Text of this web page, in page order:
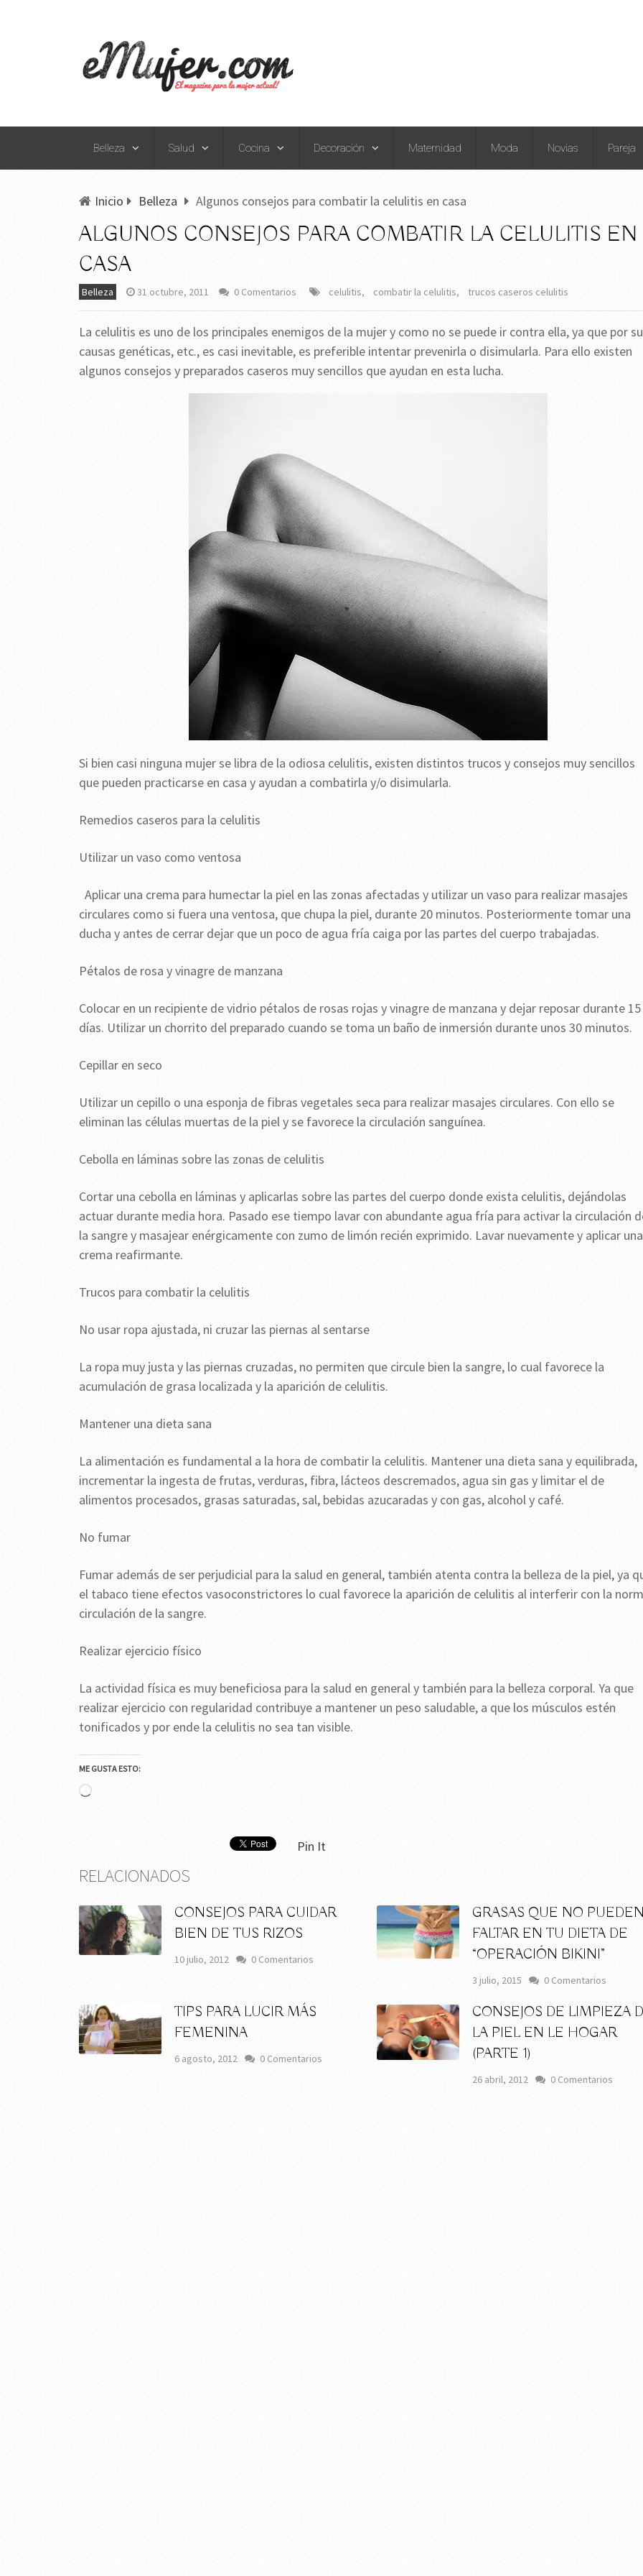
Belleza Salud Cocina Decoración Maternidad Moda Novias Pareja
Inicio Belleza Algunos consejos para combatir la celulitis en casa
ALGUNOS CONSEJOS PARA COMBATIR LA CELULITIS EN
CASA
Belleza 31 octubre, 2011 0 Comentarios celulitis, combatir la celulitis, trucos caseros celulitis
La celulitis es uno de los principales enemigos de la mujer y como no se puede ir contra ella, ya que por
causas genéticas, etc., es casi inevitable, es preferible intentar prevenirla o disimularla. Para ello existen
algunos consejos y preparados caseros muy sencillos que ayudan en esta lucha.
Si bien casi ninguna mujer se libra de la odiosa celulitis, existen distintos trucos y consejos muy sencillos
que pueden practicarse en casa y ayudan a combatirla y/o disimularla.
Remedios caseros para la celulitis
Utilizar un vaso como ventosa
Aplicar una crema para humectar la piel en las zonas afectadas y utilizar un vaso para realizar masajes
circulares como si fuera una ventosa, que chupa la piel, durante 20 minutos. Posteriormente tomar una
ducha y antes de cerrar dejar que un poco de agua fría caiga por las partes del cuerpo trabajadas.
Pétalos de rosa y vinagre de manzana
Colocar en un recipiente de vidrio pétalos de rosas rojas y vinagre de manzana y dejar reposar durante 15
días. Utilizar un chorrito del preparado cuando se toma un baño de inmersión durante unos 30 minutos.
Cepillar en seco
Utilizar un cepillo o una esponja de fibras vegetales seca para realizar masajes circulares. Con ello se
eliminan las células muertas de la piel y se favorece la circulación sanguínea.
Cebolla en láminas sobre las zonas de celulitis
Cortar una cebolla en láminas y aplicarlas sobre las partes del cuerpo donde exista celulitis, dejándolas
actuar durante media hora. Pasado ese tiempo lavar con abundante agua fría para activar la circulación
la sangre y masajear enérgicamente con zumo de limón recién exprimido. Lavar nuevamente y aplicar una
crema reafirmante.
Trucos para combatir la celulitis
No usar ropa ajustada, ni cruzar las piernas al sentarse
La ropa muy justa y las piernas cruzadas, no permiten que circule bien la sangre, lo cual favorece la
acumulación de grasa localizada y la aparición de celulitis.
Mantener una dieta sana
La alimentación es fundamental a la hora de combatir la celulitis. Mantener una dieta sana y equilibrada,
incrementar la ingesta de frutas, verduras, fibra, lácteos descremados, agua sin gas y limitar el de
alimentos procesados, grasas saturadas, sal, bebidas azucaradas y con gas, alcohol y café.
No fumar
Fumar además de ser perjudicial para la salud en general, también atenta contra la belleza de la piel, ya
el tabaco tiene efectos vasoconstrictores lo cual favorece la aparición de celulitis al interferir con la
circulación de la sangre.
Realizar ejercicio físico
La actividad física es muy beneficiosa para la salud en general y también para la belleza corporal. Ya que
realizar ejercicio con regularidad contribuye a mantener un peso saludable, a que los músculos estén
tonificados y por ende la celulitis no sea tan visible.
ME GUSTA ESTO:
Cargando...
Pin It
RELACIONADOS
CONSEJOS PARA CUIDAR
BIEN DE TUS RIZOS
10 julio, 2012 0 Comentarios
GRASAS QUE NO
FALTAR EN TU DIETA DE
“OPERACIÓN BIKINI”
3 julio, 2015 0 Comentarios
TIPS PARA LUCIR MÁS
FEMENINA
6 agosto, 2012 0 Comentarios
CONSEJOS DE LIMPIEZA
LA PIEL EN LE HOGAR
(PARTE 1)
26 abril, 2012 0 Comentarios